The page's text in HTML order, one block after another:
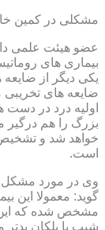
مشکلی در کمین
عضو هیئت علمی
بیماری های
یکی دیگر از
ضایعه های
اولیه درد در
بزرگ را هم
خواهد شد و تشخیص
است.
وی در مورد مشکل
گوید: معمولا این
مشخص شده که این
شیب یا پلکان